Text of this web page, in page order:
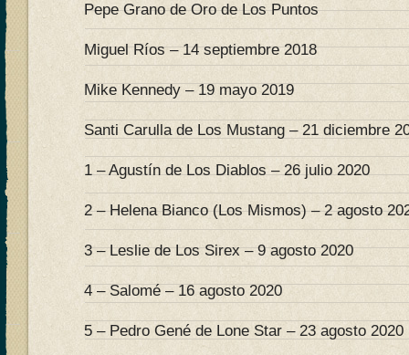
Pepe Grano de Oro de Los Puntos
Miguel Ríos – 14 septiembre 2018
Mike Kennedy – 19 mayo 2019
Santi Carulla de Los Mustang – 21 diciembre
1 – Agustín de Los Diablos – 26 julio 2020
2 – Helena Bianco (Los Mismos) – 2 agosto
3 – Leslie de Los Sirex – 9 agosto 2020
4 – Salomé – 16 agosto 2020
5 – Pedro Gené de Lone Star – 23 agosto 2020